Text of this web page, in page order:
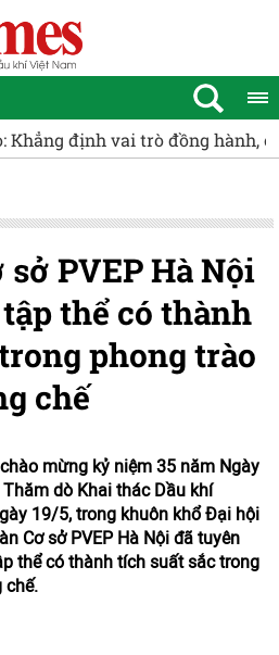
Đòn bẩy cho tăng trưởng
sở PVEP Hà Nội
thể có thành
phong trào
chế
mừng kỷ niệm 35 năm Ngày
dò Khai thác Dầu khí
19/5, trong khuôn khổ Đại hội
Cơ sở PVEP Hà Nội đã tuyên
thể có thành tích suất sắc trong
chế.